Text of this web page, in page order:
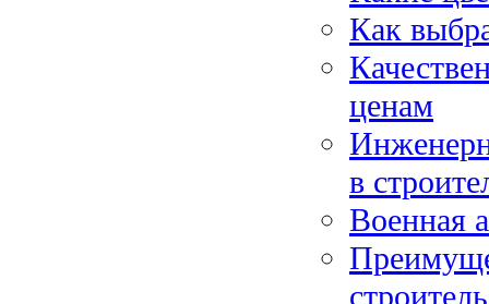
Как
ценам
в
Военная